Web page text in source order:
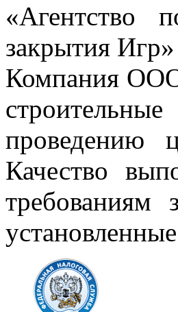
«Агентство
закрытия Игр»
Компания ООО
проведению
Качество
требованиям